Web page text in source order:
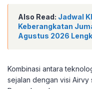
Also Read: Jadwal
Keberangkatan
Agustus 2026
Kombinasi antara
sejalan dengan visi